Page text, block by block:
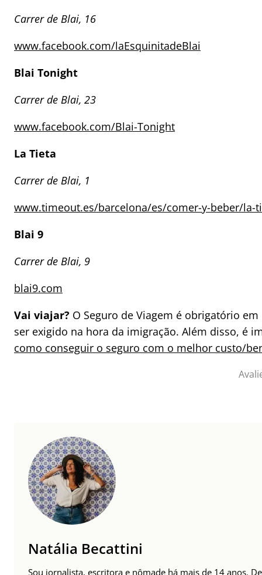
Carrer de Blai, 16
www.facebook.com/laEsquinitadeBlai
Blai Tonight
Carrer de Blai, 23
www.facebook.com/Blai-Tonight
La Tieta
Carrer de Blai, 1
www.timeout.es/barcelona/es/comer-y-beber/la-
Blai 9
Carrer de Blai, 9
blai9.com
Vai viajar? O Seguro de Viagem é obrigatório
ser exigido na hora da imigração. Além disso, é
como conseguir o seguro com o melhor custo/
Natália Becattini
Sou jornalista, escritora e nômade há mais de 14 anos.